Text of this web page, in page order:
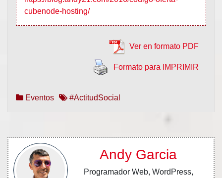
cubenode-hosting/
Ver en formato PDF
Formato para IMPRIMIR
Eventos #ActitudSocial
Andy Garcia
Programador Web, WordPress,